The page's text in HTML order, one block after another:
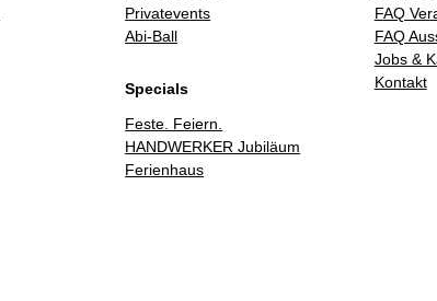
Privatevents
Abi-Ball
Specials
Feste. Feiern.
HANDWERKER Jubiläum
Ferienhaus
FAQ
FAQ
Jobs &
Kontakt